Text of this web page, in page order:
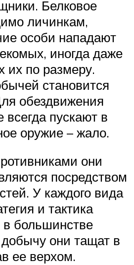
Белковое
личинкам,
особи нападают
иногда даже
по размеру.
становится
обездвижения
пускают в
оружие – жало.
они
посредством
У каждого вида
и тактика
в большинстве
они тащат в
ее верхом.